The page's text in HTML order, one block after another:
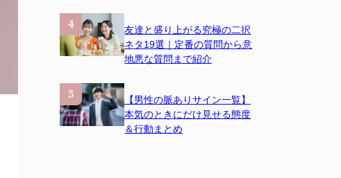
友達と盛り上がる究極の二択
ネタ19選｜定番の質問から意
地悪な質問まで紹介
【男性の脈ありサイン一覧】
本気のときにだけ見せる態度
＆行動まとめ